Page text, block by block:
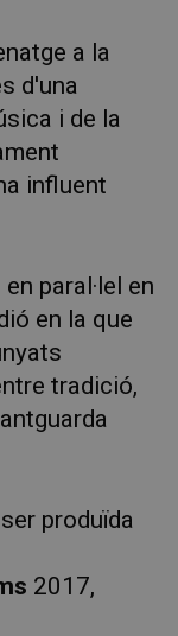
a la
d'una
i de la
influent
en paral·lel en
ó en la que
tradició,
produïda
2017,